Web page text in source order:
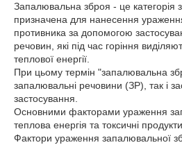
Запалювальна зброя - це категорія
призначена для нанесення
противника за допомогою
речовин, які під час горіння
теплової енергії.
При цьому термін "запалювальна
запалювальні речовини (ЗР), так і
застосування.
Основними факторами ураження
теплова енергія та токсичні продукти
Фактори ураження запалювальної